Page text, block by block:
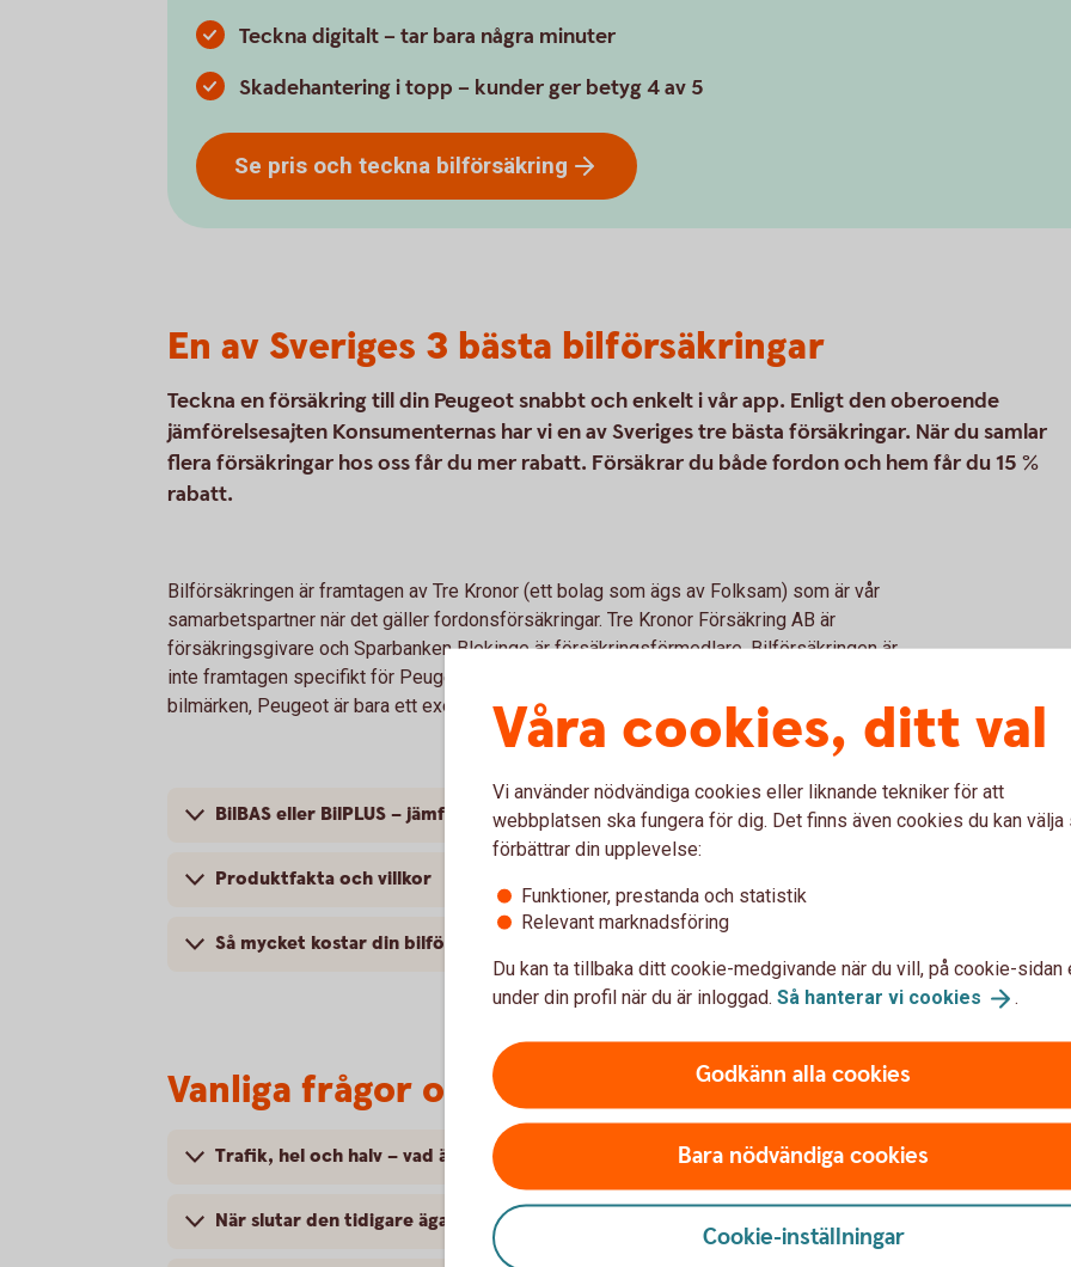
Teckna digitalt – tar bara några minuter
Skadehantering i topp – kunder ger betyg 4 av 5
Se pris och teckna bilförsäkring
En av Sveriges 3 bästa bilförsäkringar
Teckna en försäkring till din Peugeot snabbt och enkelt i vår app. Enligt den oberoende
jämförelsesajten Konsumenternas har vi en av Sveriges tre bästa försäkringar. När du samlar
flera försäkringar hos oss får du mer rabatt. Försäkrar du både fordon och hem får du 15 %
rabatt.
Bilförsäkringen är framtagen av Tre Kronor (ett bolag som ägs av Folksam) som är vår
samarbetspartner när det gäller fordonsförsäkringar. Tre Kronor Försäkring AB är
försäkringsgivare och Sparbanken Blekinge är försäkringsförmedlare. Bilförsäkringen är
inte framtagen specifikt för Peugeot; bilförsäkringen vi erbjuder kan tecknas för alla
bilmärken, Peugeot är bara ett exempel.
BilBAS eller BilPLUS – jämför innehåll
Produktfakta och villkor
Så mycket kostar din bilförsäkring
Vanliga frågor om att försäkra Peugeot
Trafik, hel och halv – vad är det för skillnad på försäkringarna?
När slutar den tidigare ägarens försäkring att gälla?
Våra cookies, ditt val
Vi använder nödvändiga cookies eller liknande tekniker för att
webbplatsen ska fungera för dig. Det finns även cookies du kan välja
förbättrar din upplevelse:
Funktioner, prestanda och statistik
Relevant marknadsföring
Du kan ta tillbaka ditt cookie-medgivande när du vill, på cookie-sidan
under din profil när du är inloggad. Så hanterar vi cookies .
Godkänn alla cookies
Bara nödvändiga cookies
Cookie-inställningar